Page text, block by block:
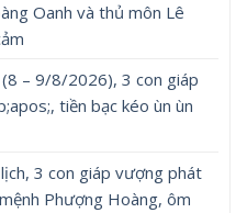
Oanh và thủ môn Lê
– 9/8/2026), 3 con giáp
tiền bạc kéo ùn ùn
3 con giáp vượng phát
Phượng Hoàng, ôm